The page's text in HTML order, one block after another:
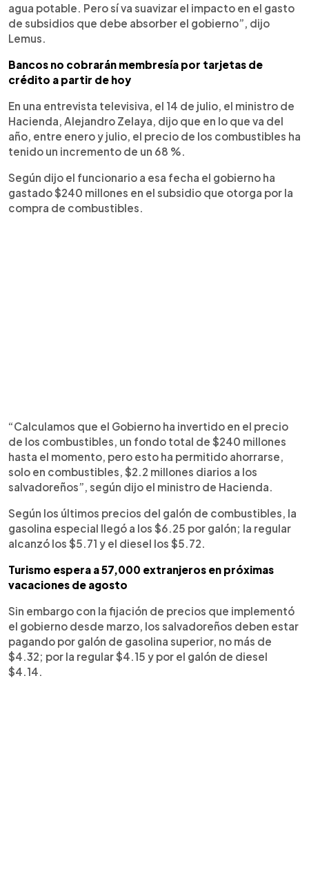
agua potable. Pero sí va suavizar el impacto en el gasto
de subsidios que debe absorber el gobierno”, dijo
Lemus.
Bancos no cobrarán membresía por tarjetas de
crédito a partir de hoy
En una entrevista televisiva, el 14 de julio, el ministro de
Hacienda, Alejandro Zelaya, dijo que en lo que va del
año, entre enero y julio, el precio de los combustibles ha
tenido un incremento de un 68 %.
Según dijo el funcionario a esa fecha el gobierno ha
gastado $240 millones en el subsidio que otorga por la
compra de combustibles.
“Calculamos que el Gobierno ha invertido en el precio
de los combustibles, un fondo total de $240 millones
hasta el momento, pero esto ha permitido ahorrarse,
solo en combustibles, $2.2 millones diarios a los
salvadoreños”, según dijo el ministro de Hacienda.
Según los últimos precios del galón de combustibles, la
gasolina especial llegó a los $6.25 por galón; la regular
alcanzó los $5.71 y el diesel los $5.72.
Turismo espera a 57,000 extranjeros en próximas
vacaciones de agosto
Sin embargo con la fijación de precios que implementó
el gobierno desde marzo, los salvadoreños deben estar
pagando por galón de gasolina superior, no más de
$4.32; por la regular $4.15 y por el galón de diesel
$4.14.